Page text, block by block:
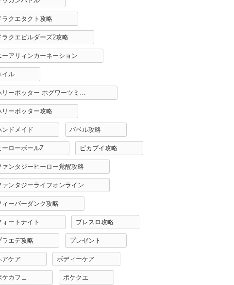
ラクエタクト攻略
ラクエビルダーズ2攻略
ーアリィンカーネーション
イル
リーポッター攻略
ンドメイド バベル攻略
ーローボールZ ピカブイ攻略
ァンタジーヒーロー覚醒攻略
ァンタジーライフオンライン
ィーバーダンク攻略
ォートナイト ブレスロ攻略
ラエデ攻略 プレゼント
アケア ボディーケア
ケカフェ ポケクエ